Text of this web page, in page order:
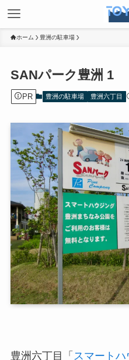
ホーム 豊洲の駐車場
SANパーク豊洲 1
PR 豊洲の駐車場 豊洲六丁目
豊洲六丁目「 スマート